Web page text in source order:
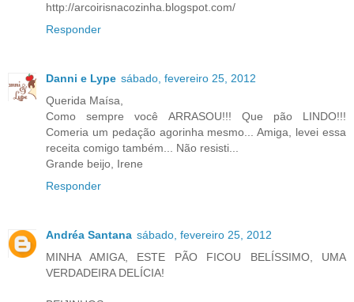
http://arcoirisnacozinha.blogspot.com/
Responder
Danni e Lype sábado, fevereiro 25, 2012
Querida Maísa,
Como sempre você ARRASOU!!! Que pão LINDO!!!
Comeria um pedação agorinha mesmo... Amiga, levei essa
receita comigo também... Não resisti...
Grande beijo, Irene
Responder
Andréa Santana sábado, fevereiro 25, 2012
MINHA AMIGA, ESTE PÃO FICOU BELÍSSIMO, UMA
VERDADEIRA DELÍCIA!